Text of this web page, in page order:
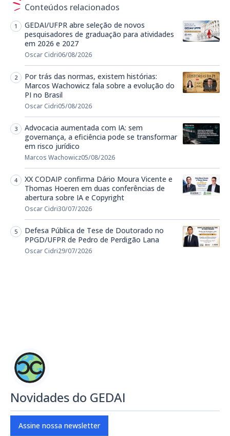
Conteúdos relacionados
GEDAI/UFPR abre seleção de novos
pesquisadores de graduação para atividades
em 2026 e 2027
Oscar Cidri06/08/2026
Por trás das normas, existem histórias:
Marcos Wachowicz fala sobre a evolução do
PI no Brasil
Oscar Cidri05/08/2026
Advocacia aumentada com IA: sem
governança, a eficiência pode se transformar
em risco jurídico
Marcos Wachowicz05/08/2026
XX CODAIP confirma Dário Moura Vicente e
Thomas Hoeren em duas conferências de
abertura sobre IA e Copyright
Oscar Cidri30/07/2026
Defesa Pública de Tese de Doutorado no
PPGD/UFPR de Pedro de Perdigão Lana
Oscar Cidri29/07/2026
Novidades do GEDAI
Assine nossa newsletter